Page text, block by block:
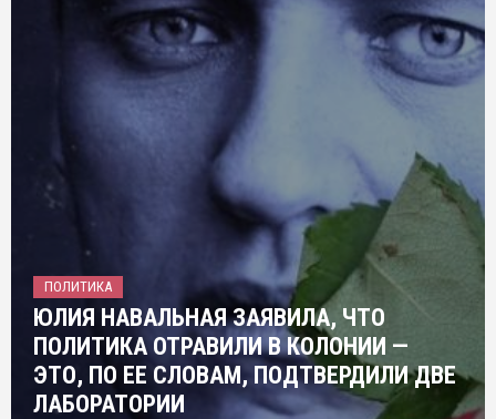
ПОЛИТИКА
ЮЛИЯ НАВАЛЬНАЯ ЗАЯВИЛА, ЧТО
ПОЛИТИКА ОТРАВИЛИ В КОЛОНИИ —
ЭТО, ПО ЕЕ СЛОВАМ, ПОДТВЕРДИЛИ ДВЕ
ЛАБОРАТОРИИ